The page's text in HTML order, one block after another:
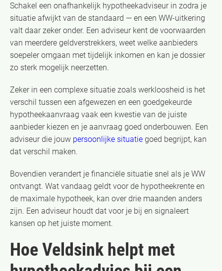
Schakel een onafhankelijk hypotheekadviseur in zodra je
situatie afwijkt van de standaard — en een WW-uitkering
valt daar zeker onder. Een adviseur kent de voorwaarden
van meerdere geldverstrekkers, weet welke aanbieders
soepeler omgaan met tijdelijk inkomen en kan je dossier
zo sterk mogelijk neerzetten.
Zeker in een complexe situatie zoals werkloosheid is het
verschil tussen een afgewezen en een goedgekeurde
hypotheekaanvraag vaak een kwestie van de juiste
aanbieder kiezen en je aanvraag goed onderbouwen. Een
adviseur die jouw persoonlijke situatie goed begrijpt, kan
dat verschil maken.
Bovendien verandert je financiële situatie snel als je WW
ontvangt. Wat vandaag geldt voor de hypotheekrente en
de maximale hypotheek, kan over drie maanden anders
zijn. Een adviseur houdt dat voor je bij en signaleert
kansen op het juiste moment.
Hoe Veldsink helpt met